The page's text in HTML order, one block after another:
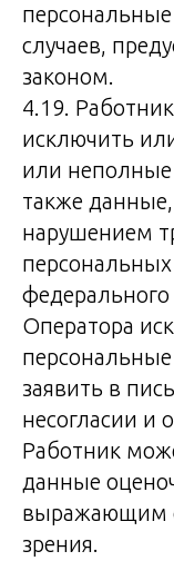
случаев,
законом.
4.19.
исключить
или
также
нарушением
федерального
Оператора
заявить в
несогласии и
Работник
данные
выражающим
зрения.